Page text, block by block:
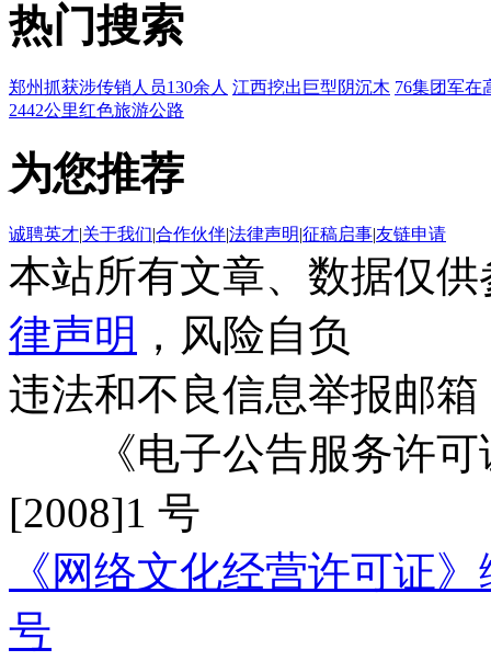
热门搜索
郑州抓获涉传销人员130余人 江西挖出巨型阴沉木 76集团军在
2442公里红色旅游公路
为您推荐
诚聘英才|关于我们|合作伙伴|法律声明|征稿启事|友链申请
本站所有文章、数据仅
律声明 ，风险自负
违法和不良信息举报邮箱
《电子公告服务许可
[2008]1 号
《网络文化经营许可证
号